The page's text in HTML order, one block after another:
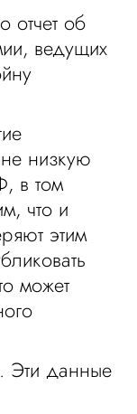
об
ведущих
низкую
в том
что и
этим
может
Эти данные